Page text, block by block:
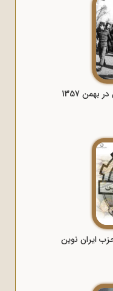
1357
ایران نوین